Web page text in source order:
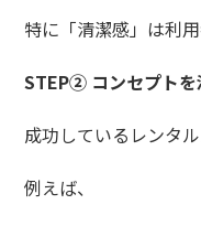
特に「清潔感」は利
STEP② コンセプトを
成功しているレンタ
例えば、